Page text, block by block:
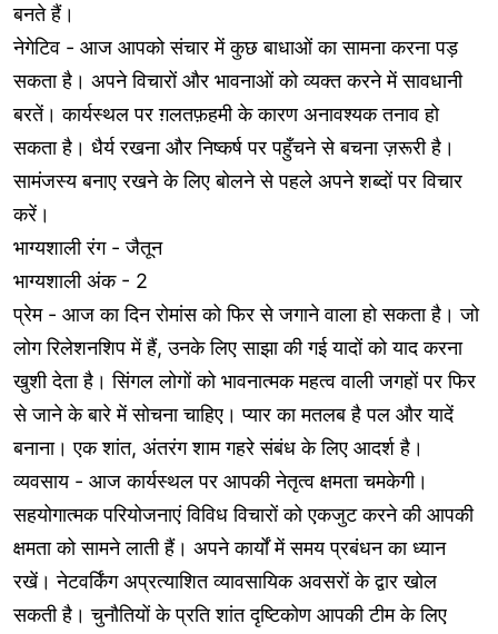
बनते हैं।
नेगेटिव - आज आपको संचार में कुछ बाधाओं का सामना करना पड़
सकता है। अपने विचारों और भावनाओं को व्यक्त करने में सावधानी
बरतें। कार्यस्थल पर ग़लतफ़हमी के कारण अनावश्यक तनाव हो
सकता है। धैर्य रखना और निष्कर्ष पर पहुँचने से बचना ज़रूरी है।
सामंजस्य बनाए रखने के लिए बोलने से पहले अपने शब्दों पर विचार
करें।
भाग्यशाली रंग - जैतून
भाग्यशाली अंक - 2
प्रेम - आज का दिन रोमांस को फिर से जगाने वाला हो सकता है। जो
लोग रिलेशनशिप में हैं, उनके लिए साझा की गई यादों को याद करना
खुशी देता है। सिंगल लोगों को भावनात्मक महत्व वाली जगहों पर फिर
से जाने के बारे में सोचना चाहिए। प्यार का मतलब है पल और यादें
बनाना। एक शांत, अंतरंग शाम गहरे संबंध के लिए आदर्श है।
व्यवसाय - आज कार्यस्थल पर आपकी नेतृत्व क्षमता चमकेगी।
सहयोगात्मक परियोजनाएं विविध विचारों को एकजुट करने की आपकी
क्षमता को सामने लाती हैं। अपने कार्यों में समय प्रबंधन का ध्यान
रखें। नेटवर्किंग अप्रत्याशित व्यावसायिक अवसरों के द्वार खोल
सकती है। चुनौतियों के प्रति शांत दृष्टिकोण आपकी टीम के लिए